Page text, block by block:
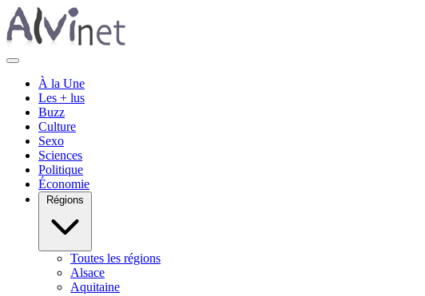
À la Une
Les + lus
Buzz
Culture
Sexo
Sciences
Politique
Économie
Régions
Toutes les régions
Alsace
Aquitaine